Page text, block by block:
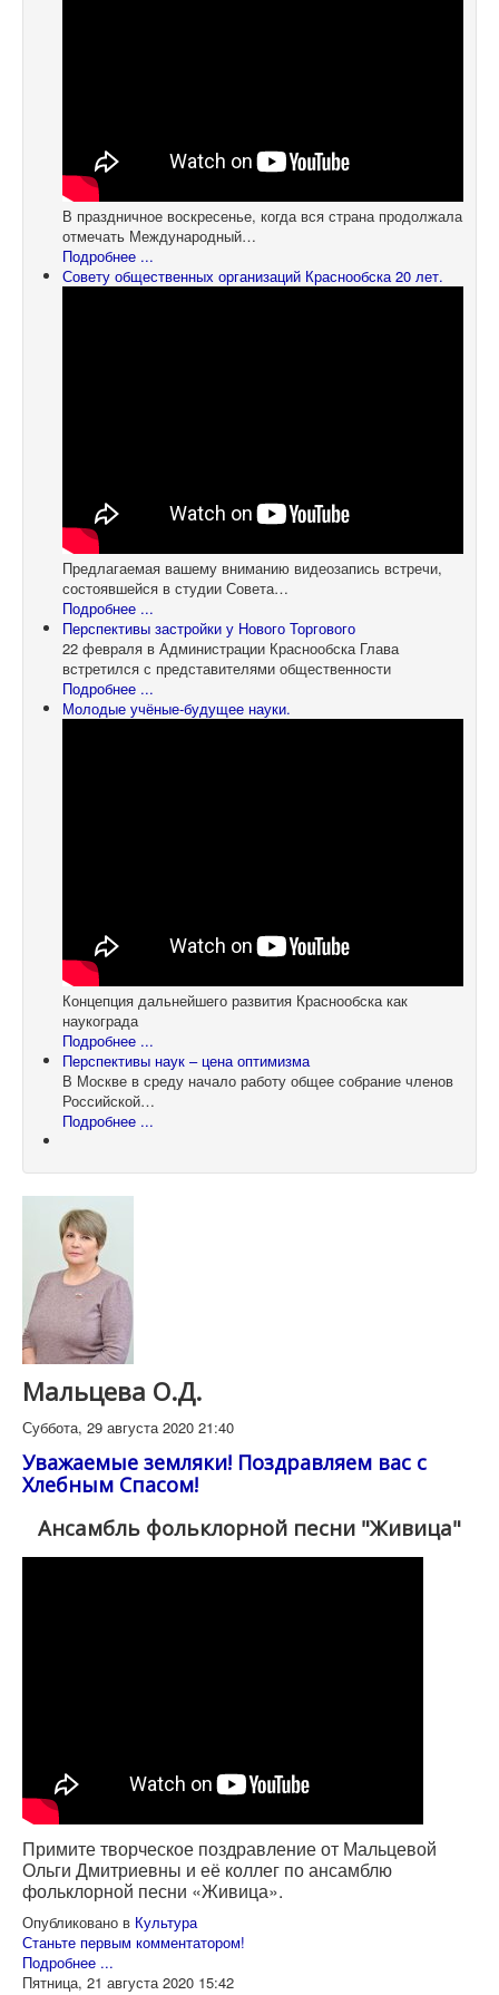
В праздничное воскресенье, когда вся страна продолжала
отмечать Международный…
Подробнее ...
Совету общественных организаций Краснообска 20 лет.
Предлагаемая вашему вниманию видеозапись встречи,
состоявшейся в студии Совета…
Подробнее ...
Перспективы застройки у Нового Торгового
22 февраля в Администрации Краснообска Глава
встретился с представителями общественности
Подробнее ...
Молодые учёные-будущее науки.
Концепция дальнейшего развития Краснообска как
наукограда
Подробнее ...
Перспективы наук – цена оптимизма
В Москве в среду начало работу общее собрание членов
Российской…
Подробнее ...
Мальцева О.Д.
Суббота, 29 августа 2020 21:40
Уважаемые земляки! Поздравляем вас с
Хлебным Спасом!
Ансамбль фольклорной песни "Живица"
Примите творческое поздравление от Мальцевой
Ольги Дмитриевны и её коллег по ансамблю
фольклорной песни «Живица».
Опубликовано в Культура
Станьте первым комментатором!
Подробнее ...
Пятница, 21 августа 2020 15:42